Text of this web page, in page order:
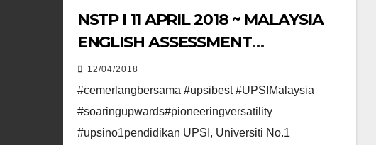
NSTP I 11 APRIL 2018 ~ MALAYSIA
ENGLISH ASSESSMENT
BENCHMARKED
12/04/2018
#cemerlangbersama #upsibest #UPSIMalaysia
#soaringupwards#pioneeringversatility
#upsino1pendidikan UPSI, Universiti No.1